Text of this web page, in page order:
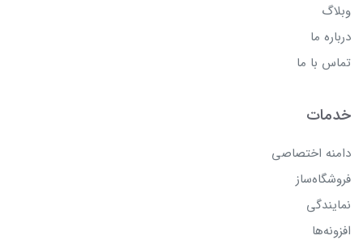
وبلاگ
درباره ما
تماس با ما
خدمات
دامنه اختصاصی
فروشگاه‌ساز
نمایندگی
افزونه‌ها